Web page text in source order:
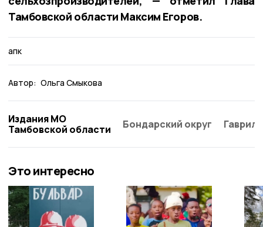
Тамбовской области Максим Егоров.
апк
Автор: Ольга Смыкова
Издания МО
Тамбовской области
Бондарский округ
Это интересно